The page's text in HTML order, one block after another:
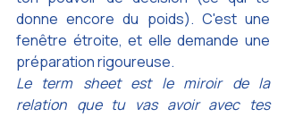
donne encore du poids). C'est une
fenêtre étroite, et elle demande une
préparation rigoureuse.
Le term sheet est le miroir de la
relation que tu vas avoir avec tes